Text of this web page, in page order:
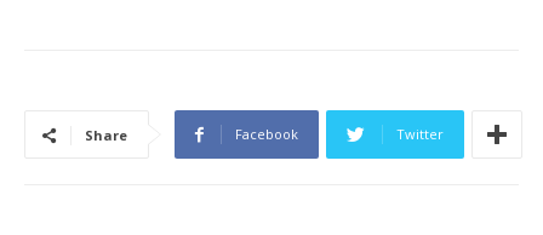
Share Facebook Twitter